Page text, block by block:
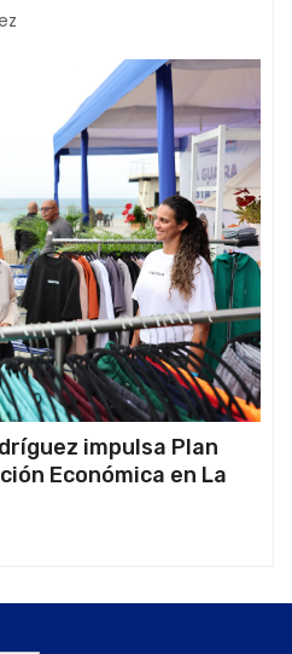
en La Guaira
impulsa Plan
Económica en La